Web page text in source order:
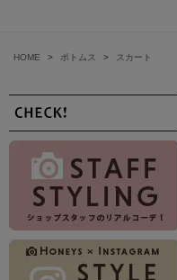
HOME > ボトムス > スカート